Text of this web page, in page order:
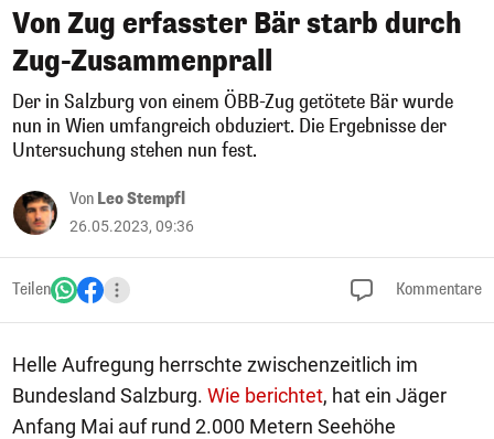
Von Zug erfasster Bär starb durch
Zug-Zusammenprall
Der in Salzburg von einem ÖBB-Zug getötete Bär wurde
nun in Wien umfangreich obduziert. Die Ergebnisse der
Untersuchung stehen nun fest.
Von Leo Stempfl
26.05.2023, 09:36
Teilen Kommentare
Helle Aufregung herrschte zwischenzeitlich im
Bundesland Salzburg. Wie berichtet, hat ein Jäger
Anfang Mai auf rund 2.000 Metern Seehöhe